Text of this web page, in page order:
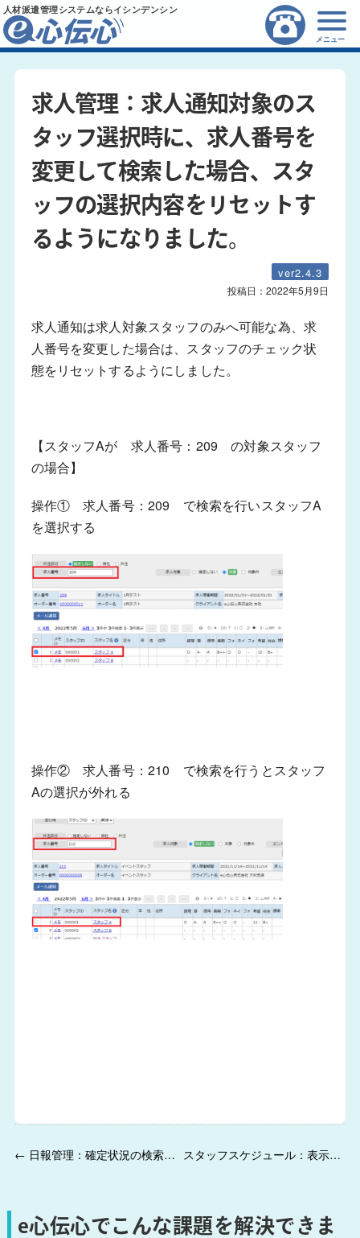
人材派遣管理システムならイシンデンシン
メニュー
求人管理：求人通知対象のス
タッフ選択時に、求人番号を
変更して検索した場合、スタ
ッフの選択内容をリセットす
るようになりました。
ver2.4.3
投稿日：2022年5月9日
求人通知は求人対象スタッフのみへ可能な為、求
人番号を変更した場合は、スタッフのチェック状
態をリセットするようにしました。
【スタッフAが 求人番号：209 の対象スタッフ
の場合】
操作① 求人番号：209 で検索を行いスタッフA
を選択する
操作② 求人番号：210 で検索を行うとスタッフ
Aの選択が外れる
← 日報管理：確定状況の検索ができるようになりました。 スタッフスケジュール：表示しているスタッフを一括選択できるようになりました。 →
e心伝心でこんな課題を解決できま